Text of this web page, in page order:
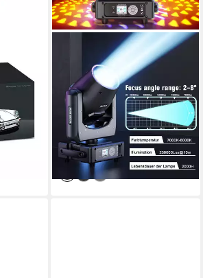
bei dir
Discolicht 230W LED Moving
Head RGBW DMX
soundaktiviert 14 Gobos für
Bühne Party
355,99 € UVP 1.066,99 €
-67%
lieferbar - in 3-4 Werktagen bei dir